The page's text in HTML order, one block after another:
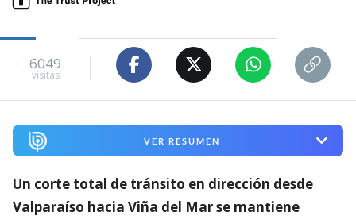
6049
visitas
VER RESUMEN
Un corte total de tránsito en dirección desde
Valparaíso hacia Viña del Mar se mantiene